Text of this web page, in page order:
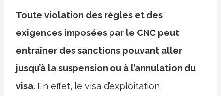
Toute violation des règles et des
exigences imposées par le CNC peut
entraîner des sanctions pouvant aller
jusqu’à la suspension ou à l’annulation du
visa. En effet, le visa d’exploitation